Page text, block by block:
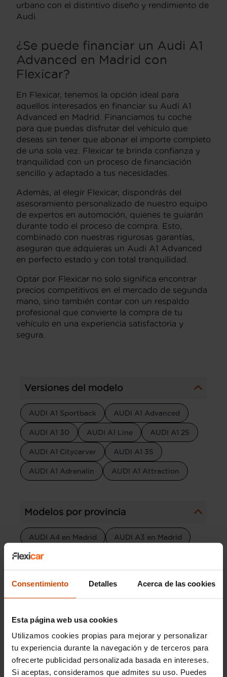
Consentimiento Detalles Acerca de las cookies
Esta página web usa cookies
Utilizamos cookies propias para mejorar y personalizar
tu experiencia durante la navegación y de terceros para
ofrecerte publicidad personalizada basada en intereses.
Si aceptas, consideramos que admites su uso. Puedes
urbano con el distintivo diseño y rendimiento de
Audi.
¿Se puede financiar un Audi A1
Advanced en Madrid con
Flexicar?
En Flexicar, tenemos la opción ideal para
aquellos interesados en financiar su Audi A1
Advanced en Madrid. Financiamos tu coche
para que puedas disfrutar del vehículo que
deseas sin tener que abonar el importe completo
de una sola vez. Flexicar te brinda confianza y
tranquilidad con un proceso de financiación
sencillo y adaptado a tus necesidades.
Además, al elegir Flexicar, dispondrás del
asesoramiento personalizado de nuestro equipo
de expertos en automoción, quienes te guiarán
durante todo el proceso de compra. Esto,
combinado con nuestras rigurosas garantías,
aseguran que adquieras un Audi A1 Advanced
en perfecto estado y con total tranquilidad.
Optar por Flexicar no solo significa encontrar
precios competitivos en el mercado de segunda
mano, sino también contar con un respaldo
profesional que convierte la compra de tu
vehículo en una experiencia satisfactoria y
segura.
Versiones del modelo
AUDI A1 Sportback AUDI A1 Advanced
AUDI A1 30 AUDI A1 Line AUDI A1 25
AUDI A1 Citycarver AUDI A1 35
AUDI A1 Adrenalin AUDI A1 Attraction
Modelos por provincia
AUDI A4 en Madrid AUDI A3 en Madrid
AUDI A1 en Madrid
AUDI Q7 en Madrid
AUDI Q3 Sportback en Madrid
AUDI Q8 en Madrid AUDI Q4 en Madrid
AUDI A7 en Madrid